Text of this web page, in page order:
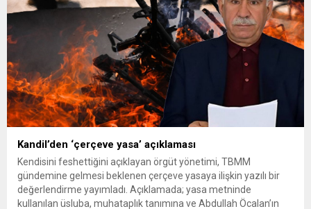
Kandil’den ‘çerçeve yasa’ açıklaması
Kendisini feshettiğini açıklayan örgüt yönetimi, TBMM
gündemine gelmesi beklenen çerçeve yasaya ilişkin yazılı bir
değerlendirme yayımladı. Açıklamada; yasa metninde
kullanılan üsluba, muhataplık tanımına ve Abdullah Öcalan’ın